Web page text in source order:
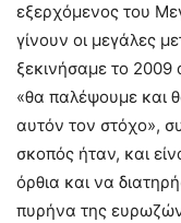
εξερχόμενος του
γίνουν οι μεγάλες
ξεκινήσαμε το 2009
«θα παλέψουμε και
αυτόν τον στόχο»,
σκοπός ήταν, και
όρθια και να
πυρήνα της